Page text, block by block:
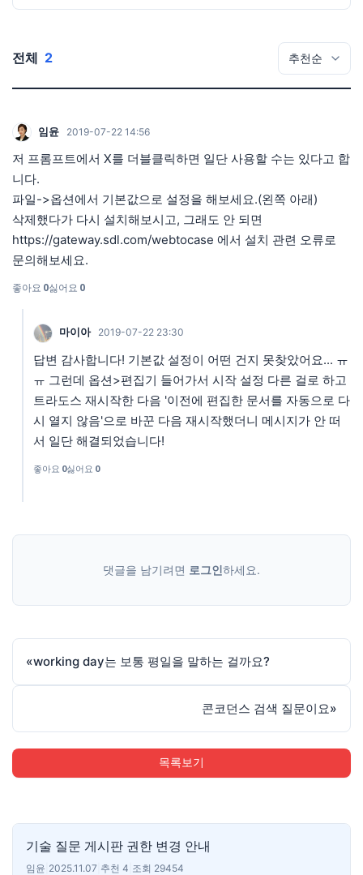
전체 2
임윤 2019-07-22 14:56
저 프롬프트에서 X를 더블클릭하면 일단 사용할 수는 있다고 합
니다.
파일->옵션에서 기본값으로 설정을 해보세요.(왼쪽 아래)
삭제했다가 다시 설치해보시고, 그래도 안 되면
https://gateway.sdl.com/webtocase 에서 설치 관련 오류로
문의해보세요.
좋아요 0싫어요 0
마이아 2019-07-22 23:30
답변 감사합니다! 기본값 설정이 어떤 건지 못찾았어요... ㅠ
ㅠ 그런데 옵션>편집기 들어가서 시작 설정 다른 걸로 하고
트라도스 재시작한 다음 '이전에 편집한 문서를 자동으로 다
시 열지 않음'으로 바꾼 다음 재시작했더니 메시지가 안 떠
서 일단 해결되었습니다!
좋아요 0싫어요 0
댓글을 남기려면 로그인하세요.
«working day는 보통 평일을 말하는 걸까요?
콘코던스 검색 질문이요»
목록보기
기술 질문 게시판 권한 변경 안내
임윤 2025.11.07 추천 4 조회 29454